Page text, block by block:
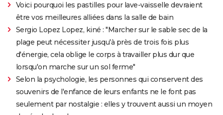
Voici pourquoi les pastilles pour lave-vaisselle devraient
être vos meilleures alliées dans la salle de bain
Sergio Lopez Lopez, kiné : "Marcher sur le sable sec de la
plage peut nécessiter jusqu'à près de trois fois plus
d'énergie, cela oblige le corps à travailler plus dur que
lorsqu'on marche sur un sol ferme"
Selon la psychologie, les personnes qui conservent des
souvenirs de l'enfance de leurs enfants ne le font pas
seulement par nostalgie : elles y trouvent aussi un moyen